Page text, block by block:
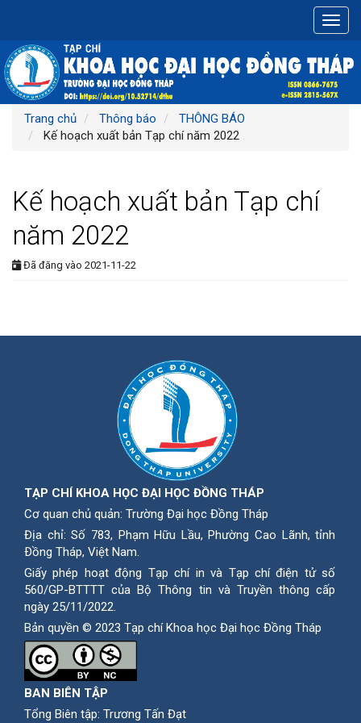
chính
Nội
dung
chính
Thanh
bên
Trang chủ Thông báo
THÔNG BÁO
Kế hoạch xuất bản Tạp chí năm 2022
Kế hoạch xuất bản Tạp chí
năm 2022
Đã đăng vào 2021-11-22
TẠP CHÍ KHOA HỌC ĐẠI HỌC ĐỒNG THÁP
Cơ quan chủ quản: Trường Đại học Đồng Tháp
Địa chỉ: Số 783, Phạm Hữu Lầu, Phường Cao Lãnh, tỉnh
Ðồng Tháp, Việt Nam.
Giấy phép hoạt động Tạp chí in và Tạp chí điện tử số
560/GP-BTTTT của Bộ Thông tin và Truyền thông cấp
ngày 25/11/2022.
Bản quyền © 2023 Tạp chí Khoa học Đại học Đồng Tháp
BAN BIÊN TẬP
Tổng Biên tập: Trương Tấn Đạt